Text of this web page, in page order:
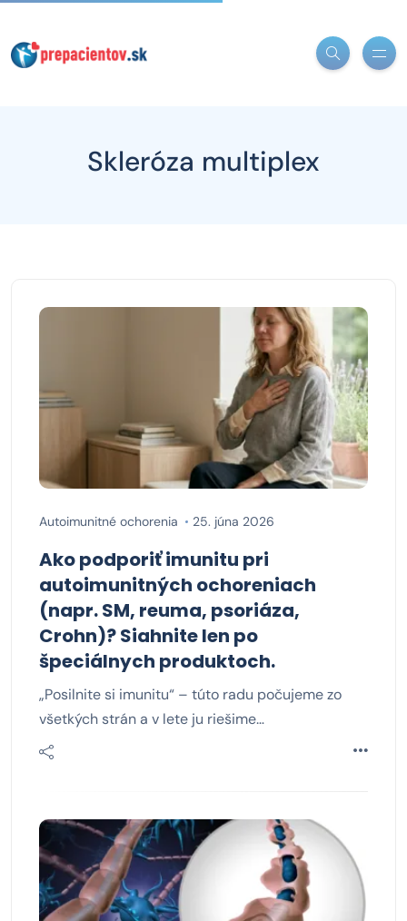
Skleróza multiplex
Autoimunitné ochorenia 25. júna 2026
Ako podporiť imunitu pri
autoimunitných ochoreniach
(napr. SM, reuma, psoriáza,
Crohn)? Siahnite len po
špeciálnych produktoch.
„Posilnite si imunitu“ – túto radu počujeme zo
všetkých strán a v lete ju riešime…